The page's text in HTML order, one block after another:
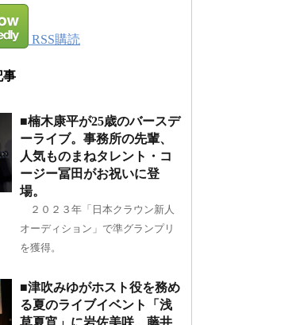
RSS購読
事
■楠木康平が25歳のバースデ
ーライブ。事務所の先輩、
人気ものまねタレント・コ
ージー冨田がお祝いに登
場。
２０２３年「日本クラウン新人
オーディション」で準グランプリ
を獲得。
■津吹みゆがホスト役を務め
る夏のライブイベント「浅
草夏宵」に岩佐美咲、藤井